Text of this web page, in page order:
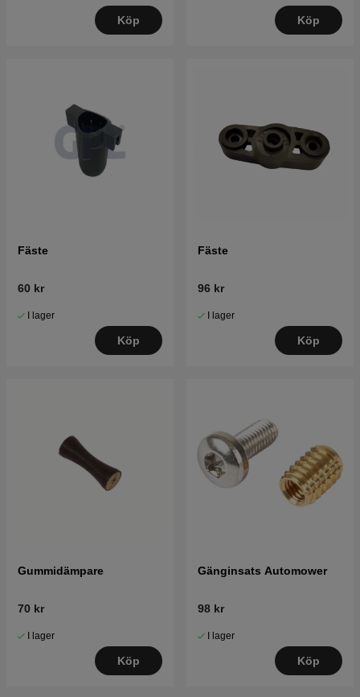
Köp Köp
Fäste
60 kr
I lager
Köp
Fäste
96 kr
I lager
Köp
Gummidämpare
70 kr
I lager
Köp
Gänginsats Automower
98 kr
I lager
Köp